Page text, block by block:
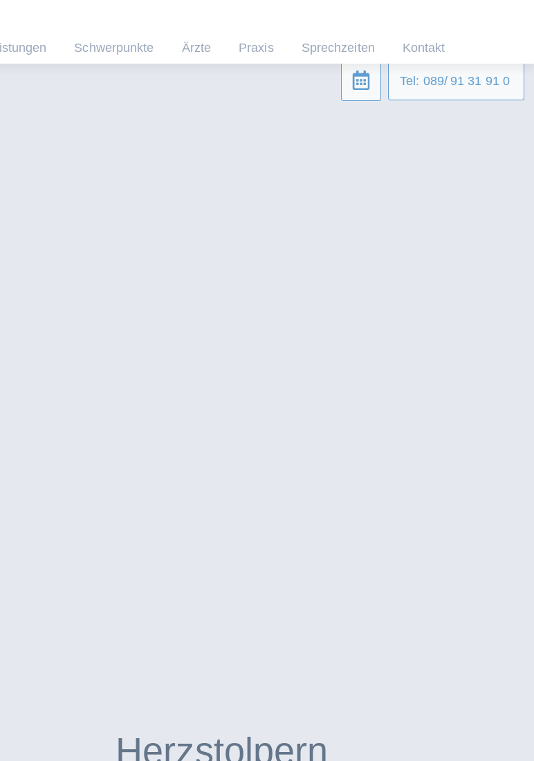
Schwerpunkte Ärzte Praxis Sprechzeiten Kontakt
Tel: 089/ 91 31 91 0
Herzstolpern